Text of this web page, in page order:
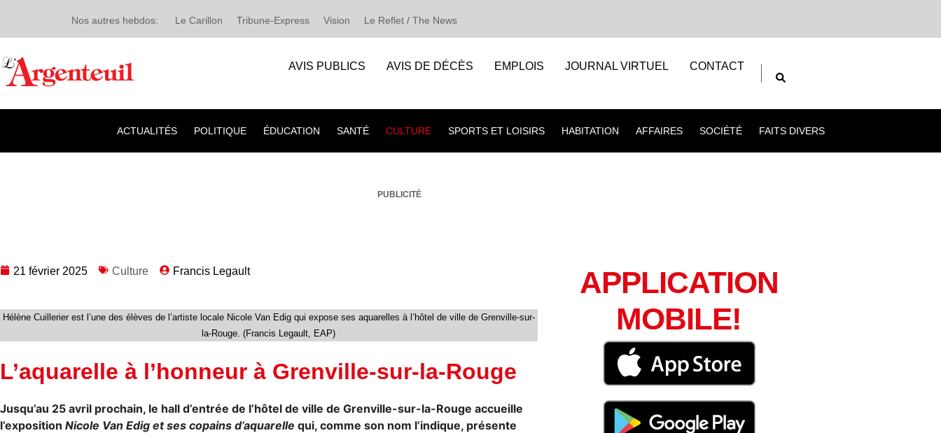
Nos autres hebdos: Le Carillon Tribune-Express Vision Le Reflet / The News
AVIS PUBLICS AVIS DE DÉCÈS EMPLOIS JOURNAL VIRTUEL CONTACT
ACTUALITÉS POLITIQUE ÉDUCATION SANTÉ CULTURE SPORTS ET LOISIRS HABITATION AFFAIRES SOCIÉTÉ FAITS DIVERS
PUBLICITÉ
21 février 2025 Culture Francis Legault
Hélène Cuillerier est l’une des élèves de l’artiste locale Nicole Van Edig qui expose ses aquarelles à l’hôtel de ville de Grenville-sur-
la-Rouge. (Francis Legault, EAP)
L’aquarelle à l’honneur à Grenville-sur-la-Rouge
Jusqu’au 25 avril prochain, le hall d’entrée de l’hôtel de ville de Grenville-sur-la-Rouge accueille
l’exposition Nicole Van Edig et ses copains d’aquarelle qui, comme son nom l’indique, présente
APPLICATION
MOBILE!